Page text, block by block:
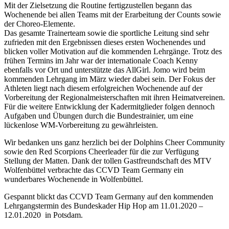
Mit der Zielsetzung die Routine fertigzustellen begann das
Wochenende bei allen Teams mit der Erarbeitung der Counts sowie
der Choreo-Elemente.
Das gesamte Trainerteam sowie die sportliche Leitung sind sehr
zufrieden mit den Ergebnissen dieses ersten Wochenendes und
blicken voller Motivation auf die kommenden Lehrgänge. Trotz des
frühen Termins im Jahr war der internationale Coach Kenny
ebenfalls vor Ort und unterstützte das AllGirl. Jomo wird beim
kommenden Lehrgang im März wieder dabei sein. Der Fokus der
Athleten liegt nach diesem erfolgreichen Wochenende auf der
Vorbereitung der Regionalmeisterschaften mit ihren Heimatvereinen.
Für die weitere Entwicklung der Kadermitglieder folgen dennoch
Aufgaben und Übungen durch die Bundestrainier, um eine
lückenlose WM-Vorbereitung zu gewährleisten.
Wir bedanken uns ganz herzlich bei der Dolphins Cheer Community
sowie den Red Scorpions Cheerleader für die zur Verfügung
Stellung der Matten. Dank der tollen Gastfreundschaft des MTV
Wolfenbüttel verbrachte das CCVD Team Germany ein
wunderbares Wochenende in Wolfenbüttel.
Gespannt blickt das CCVD Team Germany auf den kommenden
Lehrgangstermin des Bundeskader Hip Hop am 11.01.2020 –
12.01.2020 in Potsdam.